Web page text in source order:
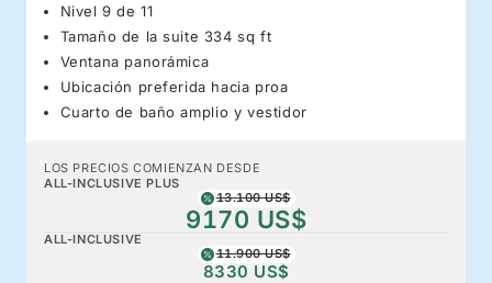
Nivel 9 de 11
Tamaño de la suite 334 sq ft
Ventana panorámica
Ubicación preferida hacia proa
Cuarto de baño amplio y vestidor
LOS PRECIOS COMIENZAN DESDE
ALL-INCLUSIVE PLUS
13.100 US$
9170 US$
ALL-INCLUSIVE
11.900 US$
8330 US$